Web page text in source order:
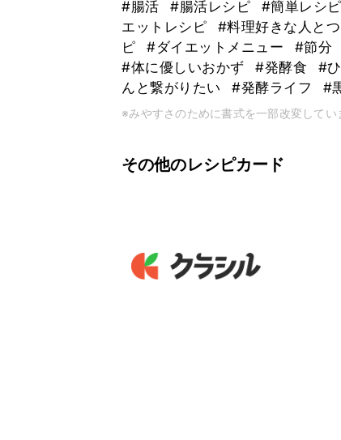
#腸活 #腸活レシピ #簡単レシピ
エットレシピ
#料理好きな人と
ピ
#ダイエットメニュー #節分
#体に優しいおかず
#発酵食 #
んと繋がりたい
#発酵ライフ #
※みやすさのために書式を一部改変してい
その他のレシピカード